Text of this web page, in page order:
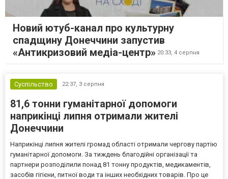
Новий ютуб-канал про культурну
спадщину Донеччини запустив
«Антикризовий медіа-центр» 20:33, 4 серпня
Суспільство 22:37, 3 серпня
81,6 тонни гуманітарної допомоги
наприкінці липня отримали жителі
Донеччини
Наприкінці липня жителі громад області отримали чергову партію
гуманітарної допомоги. За тиждень благодійні організації та
партнери розподілили понад 81 тонну продуктів, медикаментів,
засобів гігієни, питної води та інших необхідних товарів. Про це